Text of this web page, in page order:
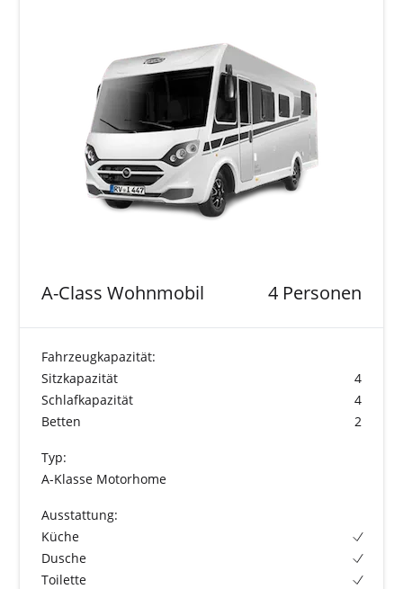
A-Class Wohnmobil 4 Personen
Fahrzeugkapazität:
Sitzkapazität
4
Schlafkapazität
4
Betten
2
Typ:
A-Klasse Motorhome
Ausstattung:
Küche
Dusche
Toilette